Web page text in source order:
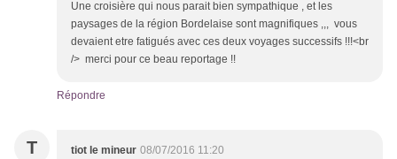
Une croisière qui nous parait bien sympathique , et les
paysages de la région Bordelaise sont magnifiques ,,, vous
devaient etre fatigués avec ces deux voyages successifs !!!<br
/> merci pour ce beau reportage !!
Répondre
T tiot le mineur 08/07/2016 11:20